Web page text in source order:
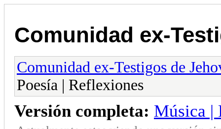
Comunidad ex-
Comunidad ex-Testigos de
Poesía | Reflexiones
Versión completa: Música |